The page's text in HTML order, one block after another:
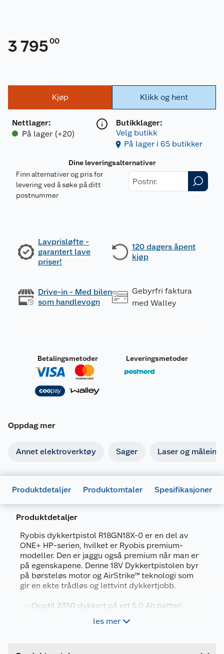
3 79500
Kjøp
Nettlager:
På lager (+20)
Klikk og hent
Butikklager:
Velg butikk
På lager i 65 butikker
Dine leveringsalternativer
Finn alternativer og pris for
levering ved å søke på ditt
postnummer
Lavprisløfte -
garantert lave
priser!
120 dagers åpent
kjøp
Drive-in - Med bilen
som handlevogn
Gebyrfri faktura
med Walley
Betalingsmetoder Leveringsmetoder
Oppdag mer
Annet elektroverktøy Sager Laser og
Produktdetaljer Produktomtaler Spesifikasjoner
Produktdetaljer
Ryobis dykkertpistol R18GN18X-0 er en del av
ONE+ HP-serien, hvilket er Ryobis premium-
modeller. Den er jaggu også premium når man er
på egenskapene. Denne 18V Dykkertpistolen byr
på børsteløs motor og AirStrike™ teknologi som
gir en ekte trådløs og lettvint dykkertjobb.
Opptil 2350 dykkert på ett 5,0 Ah batteri
AirStrike™ teknologien, sørger for intern
blokkeringer
les mer
Generelt
Artikkelnummer
4892210204882